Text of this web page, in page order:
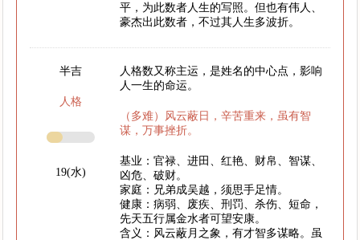
平，为此数者人生的写照。但也有伟人、
豪杰出此数者，不过其人生多波折。
半吉
人格
19(水)
人格数又称主运，是姓名的中心点，影响
人一生的命运。
（多难）风云蔽日，辛苦重来，虽有智
谋，万事挫折。
基业：官禄、进田、红艳、财帛、智谋、
凶危、破财。
家庭：兄弟成吴越，须思手足情。
健康：病弱、废疾、刑罚、杀伤、短命，
先天五行属金水者可望安康。
含义：风云蔽月之象，有才智多谋略。虽